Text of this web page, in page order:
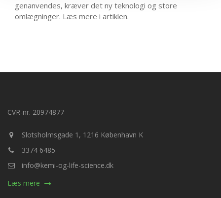
genanvendes, kræver det ny teknologi og store
omlægninger. Læs mere i artiklen.
CVR-nr. 20974877
Slotsholmsgade 1, 1216 København K
3374 6485
info@kemi-og-life-science.dk
Læs mere